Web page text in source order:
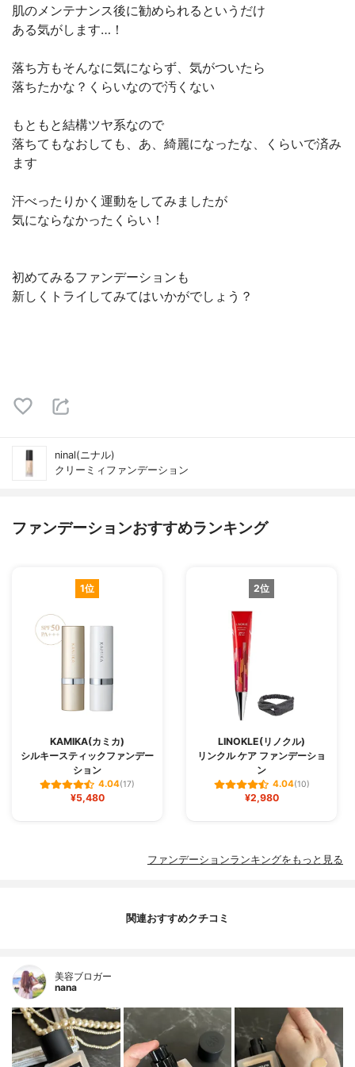
肌のメンテナンス後に勧められるというだけ
ある気がします…！
落ち方もそんなに気にならず、気がついたら
落ちたかな？くらいなので汚くない
もともと結構ツヤ系なので
落ちてもなおしても、あ、綺麗になったな、くらいで済み
ます
汗べったりかく運動をしてみましたが
気にならなかったくらい！
初めてみるファンデーションも
新しくトライしてみてはいかがでしょう？
ninal(ニナル)
クリーミィファンデーション
ファンデーションおすすめランキング
1位
KAMIKA(カミカ)
シルキースティックファンデー
ション
4.04(17)
¥5,480
2位
LINOKLE(リノクル)
リンクル ケア ファンデーショ
ン
4.04(10)
¥2,980
ファンデーションランキングをもっと見る
関連おすすめクチコミ
美容ブロガー
nana